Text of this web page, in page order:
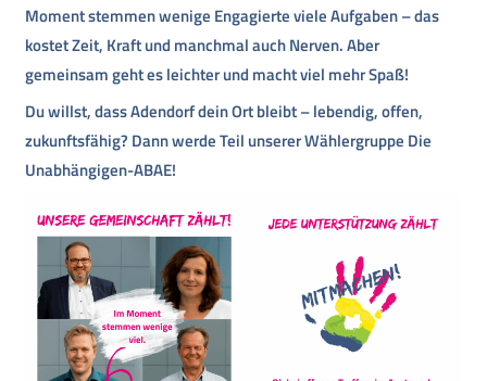
Moment stemmen wenige Engagierte viele Aufgaben – das
kostet Zeit, Kraft und manchmal auch Nerven. Aber
gemeinsam geht es leichter und macht viel mehr Spaß!
Du willst, dass Adendorf dein Ort bleibt – lebendig, offen,
zukunftsfähig? Dann werde Teil unserer Wählergruppe Die
Unabhängigen-ABAE!